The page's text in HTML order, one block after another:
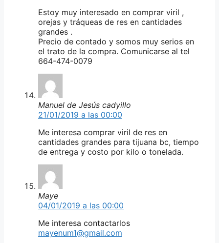
Estoy muy interesado en comprar viril ,
orejas y tráqueas de res en cantidades
grandes .
Precio de contado y somos muy serios en
el trato de la compra. Comunicarse al tel
664-474-0079
Manuel de Jesús cadyillo
21/01/2019 a las 00:00
Me interesa comprar viril de res en
cantidades grandes para tijuana bc, tiempo
de entrega y costo por kilo o tonelada.
Maye
04/01/2019 a las 00:00
Me interesa contactarlos
mayenum1@gmail.com